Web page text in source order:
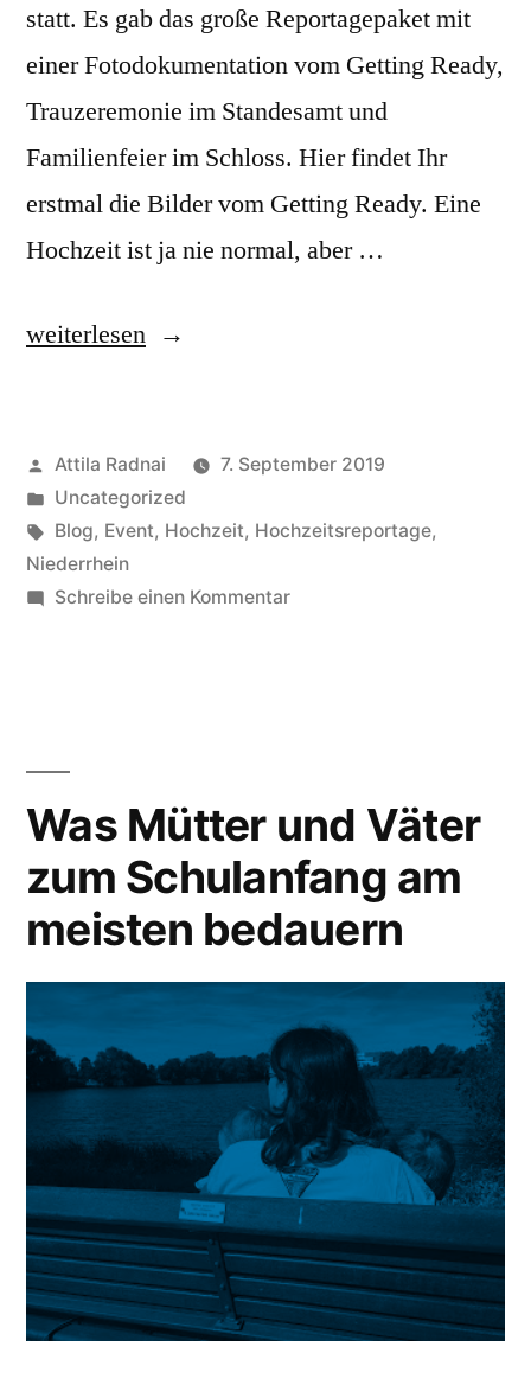
statt. Es gab das große Reportagepaket mit
einer Fotodokumentation vom Getting Ready,
Trauzeremonie im Standesamt und
Familienfeier im Schloss. Hier findet Ihr
erstmal die Bilder vom Getting Ready. Eine
Hochzeit ist ja nie normal, aber …
„Getting
Hochzeit
von
Itzy
und
weiterlesen
Veröffentlicht
von
Attila Radnai
7. September 2019
Veröffentlicht
in
Uncategorized
Schlagwörter:
Blog, Event, Hochzeit, Hochzeitsreportage,
Niederrhein
Schreibe einen Kommentarzu
und
George
Was Mütter und Väter
zum Schulanfang am
meisten bedauern